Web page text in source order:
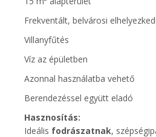
Frekventált, belvárosi
Villanyfűtés
Víz az épületben
Azonnal használatba vehető
Berendezéssel együtt eladó
Hasznosítás:
Ideális fodrászatnak,